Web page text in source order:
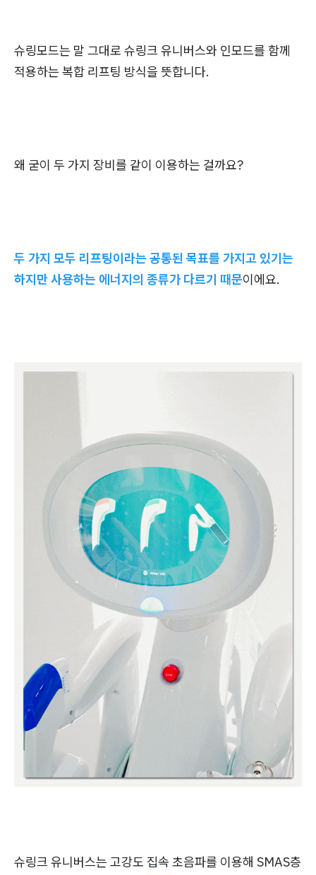
슈링모드는 말 그대로 슈링크 유니버스와 인모드를 함께
적용하는 복합 리프팅 방식을 뜻합니다.
왜 굳이 두 가지 장비를 같이 이용하는 걸까요?
두 가지 모두 리프팅이라는 공통된 목표를 가지고 있기는
하지만 사용하는 에너지의 종류가 다르기 때문이에요.
슈링크 유니버스는 고강도 집속 초음파를 이용해 SMAS층